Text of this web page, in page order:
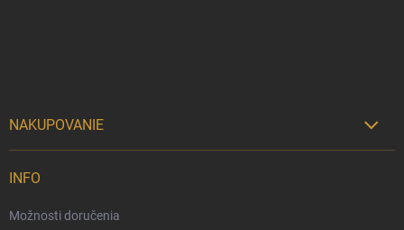
NAKUPOVANIE 
Darčekový radca 🎁
INFO
Možnosti doručenia